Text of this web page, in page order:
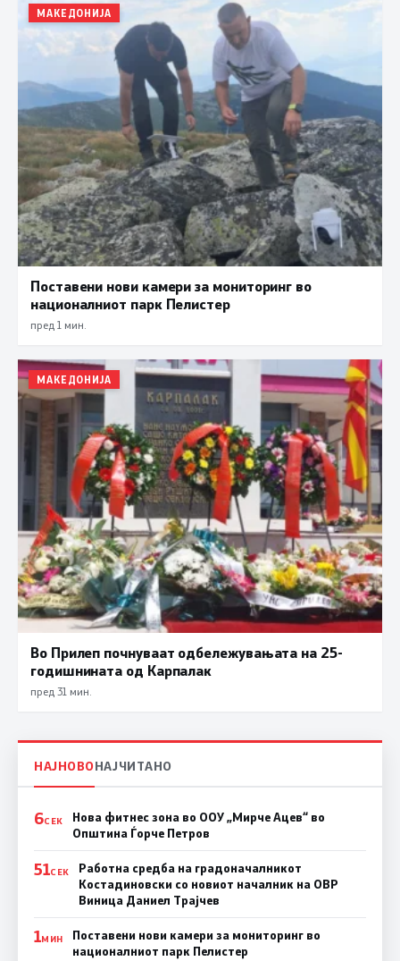
МАКЕДОНИЈА
Поставени нови камери за мониторинг во
националниот парк Пелистер
пред 1 мин.
МАКЕДОНИЈА
Во Прилеп почнуваат одбележувањата на 25-
годишнината од Карпалак
пред 31 мин.
НАЈНОВОНАЈЧИТАНО
6СЕК
Нова фитнес зона во ООУ „Мирче Ацев“ во
Општина Ѓорче Петров
51СЕК
Работна средба на градоначалникот
Костадиновски со новиот началник на ОВР
Виница Даниел Трајчев
1МИН
Поставени нови камери за мониторинг во
националниот парк Пелистер